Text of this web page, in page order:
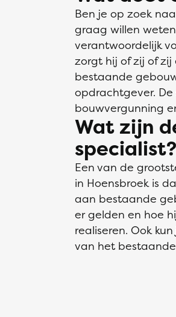
Ben je op zoek
graag willen
verantwoordelijk
zorgt hij of zij of
bestaande
opdrachtgever.
bouwvergunning
Wat zijn
specialist?
Een van de
in Hoensbroek is
aan bestaande
er gelden en hoe
realiseren. Ook
van het